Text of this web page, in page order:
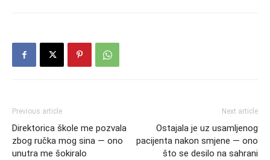
Previous article
Direktorica škole me pozvala
zbog ručka mog sina — ono
unutra me šokiralo
Next article
Ostajala je uz usamljenog
pacijenta nakon smjene — ono
što se desilo na sahrani